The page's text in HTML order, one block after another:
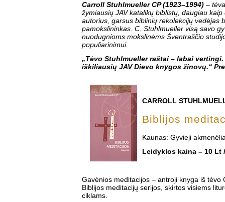
Carroll Stuhlmueller CP (1923–1994) –
žymiausių JAV katalikų biblistų, daugiau
autorius, garsus biblinių rekolekcijų vedėjas
pamokslininkas. C. Stuhlmueller visą savo
nuodugnioms mokslinėms Šventraščio
populiarinimui.
„Tėvo Stuhlmueller raštai – labai
iškiliausių JAV Dievo knygos žinovų.“
CARROLL
Biblijos
Kaunas: Gyvieji
Leidyklos kaina – 10 Lt
Gavėnios meditacijos – antroji knyga iš tėvo
Biblijos meditacijų serijos, skirtos visiems
ciklams.